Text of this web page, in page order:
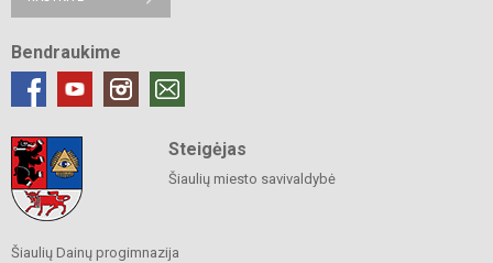
Bendraukime
Steigėjas
Šiaulių miesto savivaldybė
Šiaulių Dainų progimnazija